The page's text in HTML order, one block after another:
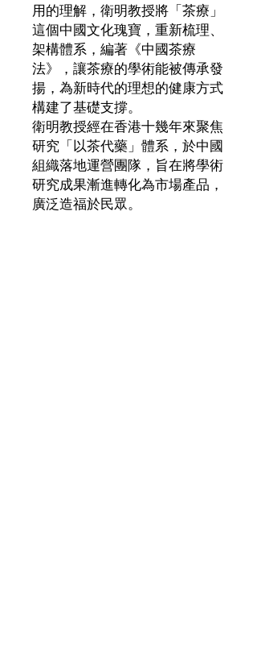
用的理解，衛明教授將「茶療」
這個中國文化瑰寶，重新梳理、
架構體系，編著《中國茶療
法》，讓茶療的學術能被傳承發
揚，為新時代的理想的健康方式
構建了基礎支撐。
衛明教授經在香港十幾年來聚焦
研究「以茶代藥」體系，於中國
組織落地運營團隊，旨在將學術
研究成果漸進轉化為市場產品，
廣泛造福於民眾。